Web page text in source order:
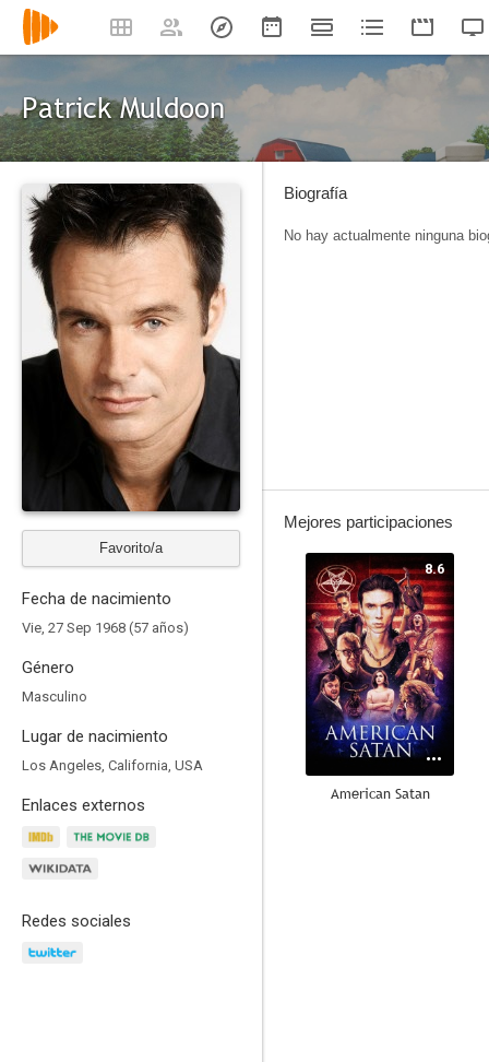
Patrick Muldoon
Favorito/a
Fecha de nacimiento
Vie, 27 Sep 1968 (57 años)
Género
Masculino
Lugar de nacimiento
Los Angeles, California, USA
Enlaces externos
Redes sociales
Biografía
No hay actualmente ninguna
Mejores participaciones
8.6
American Satan